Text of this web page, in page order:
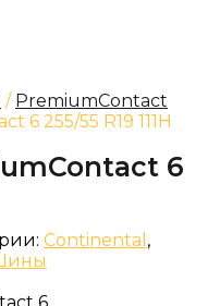
/ PremiumContact
6 255/55 R19 111H
6
Continental ,